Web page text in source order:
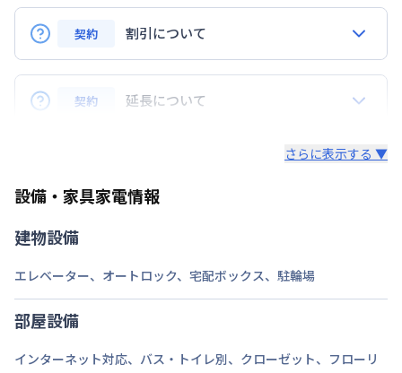
定員
1名
次回更新日
情報更新日より14日以内
契約 割引について
Q.リピーターの場合、割引はありますか？
A.はい、ございます。リピーターのお客様にはリピー
ター特典といたしまして、毎月の賃料から3,000円割
契約 延長について
法人契約の場合、通常延長は7日前までにご連絡いた
だければ、1日単位でのご延長が可能でざいます。
（ご延長が14日未満の場合は、そこで契約終了とさ
せていただきます。）
途中の解約も7日前までにご連絡いただければ、多く
いただいている料金は日割りでご返金いたします。
・個人契約の場合、期間確定の契約となります。ご延
さらに表示する ▼
設備・家具家電情報
建物設備
エレベーター、 オートロック、 宅配ボックス、 駐輪場
部屋設備
インターネット対応、 バス・トイレ別、 クローゼット、 フローリ